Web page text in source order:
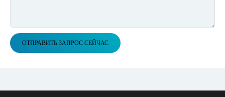
ОТПРАВИТЬ ЗАПРОС СЕЙЧАС